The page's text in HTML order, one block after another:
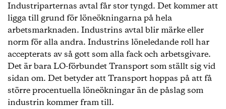
ett ettårigt avtal
Industriparternas avtal får stor tyngd. Det kommer att
ligga till grund för löneökningarna på hela
arbetsmarknaden. Industrins avtal blir märke eller
norm för alla andra. Industrins löneledande roll har
accepterats av så gott som alla fack och arbetsgivare.
Det är bara LO-förbundet Transport som ställt sig vid
sidan om. Det betyder att Transport hoppas på att få
större procentuella löneökningar än de påslag som
industrin kommer fram till.